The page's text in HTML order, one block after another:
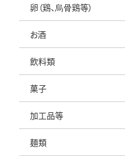
卵（鶏、烏骨鶏等）
お酒
飲料類
菓子
加工品等
麺類